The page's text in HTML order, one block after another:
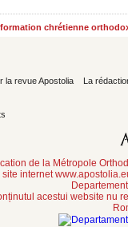
chrétienne
la revue Apostolia La
de la Métropole
site internet
acestui website nu